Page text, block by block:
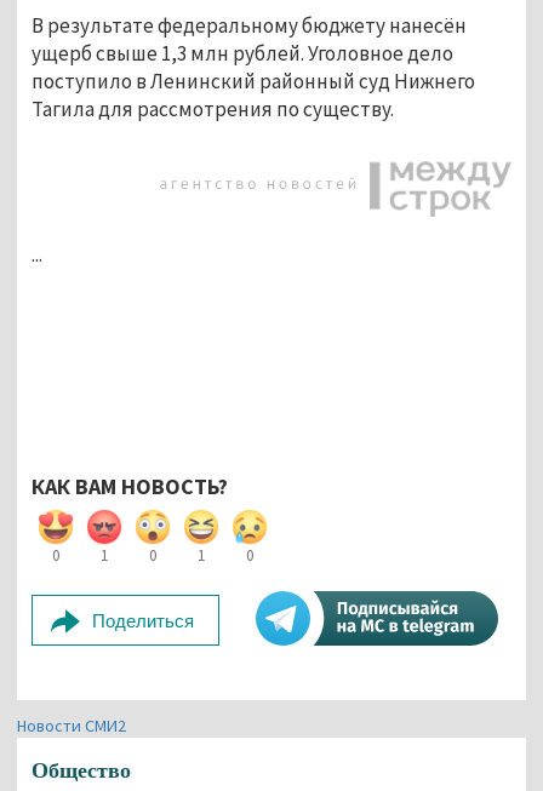
В результате федеральному бюджету нанесён
ущерб свыше 1,3 млн рублей. Уголовное дело
поступило в Ленинский районный суд Нижнего
Тагила для рассмотрения по существу.
...
КАК ВАМ НОВОСТЬ?
0 1 0 1 0
Поделиться
Новости СМИ2
Общество